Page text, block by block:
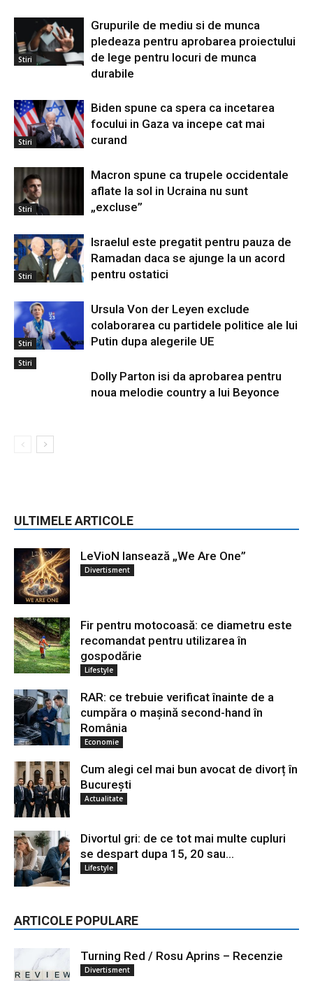
Stiri
Grupurile de mediu si de munca
pledeaza pentru aprobarea proiectului
de lege pentru locuri de munca
durabile
Stiri
Biden spune ca spera ca incetarea
focului in Gaza va incepe cat mai
curand
Stiri
Macron spune ca trupele occidentale
aflate la sol in Ucraina nu sunt
„excluse”
Stiri
Israelul este pregatit pentru pauza de
Ramadan daca se ajunge la un acord
pentru ostatici
Stiri
Ursula Von der Leyen exclude
colaborarea cu partidele politice ale lui
Putin dupa alegerile UE
Stiri
Dolly Parton isi da aprobarea pentru
noua melodie country a lui Beyonce
ULTIMELE ARTICOLE
LeVioN lansează „We Are One”
Divertisment
Fir pentru motocoasă: ce diametru este
recomandat pentru utilizarea în
gospodărie
Lifestyle
RAR: ce trebuie verificat înainte de a
cumpăra o mașină second-hand în
România
Economie
Cum alegi cel mai bun avocat de divorț în
București
Actualitate
Divortul gri: de ce tot mai multe cupluri
se despart dupa 15, 20 sau...
Lifestyle
ARTICOLE POPULARE
Turning Red / Rosu Aprins – Recenzie
Divertisment